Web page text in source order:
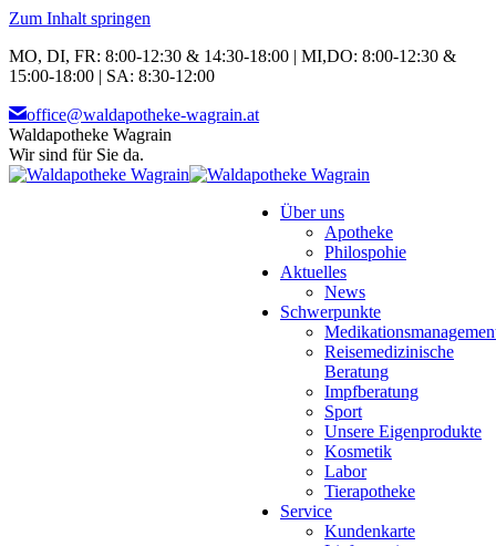
Zum Inhalt springen
MO, DI, FR: 8:00-12:30 & 14:30-18:00 | MI,DO: 8:00-12:30 &
15:00-18:00 | SA: 8:30-12:00
office@waldapotheke-wagrain.at
Waldapotheke Wagrain
Wir sind für Sie da.
Über uns
Apotheke
Philospohie
Aktuelles
News
Schwerpunkte
Reisemedizinische
Beratung
Impfberatung
Sport
Unsere Eigenprodukte
Kosmetik
Labor
Tierapotheke
Service
Kundenkarte